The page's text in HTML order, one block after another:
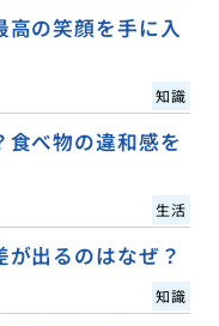
高の笑顔を手に入
知識
べ物の違和感を
生活
出るのはなぜ？
知識